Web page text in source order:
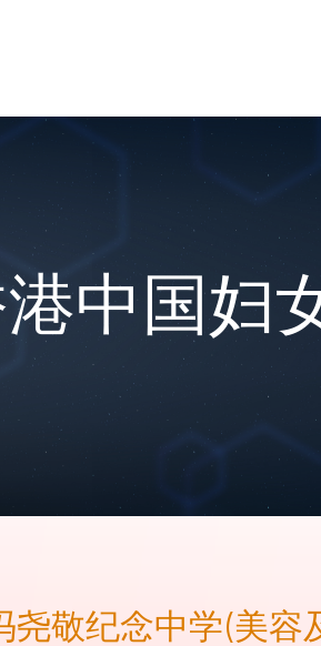
中国妇
敬纪念中学(美容